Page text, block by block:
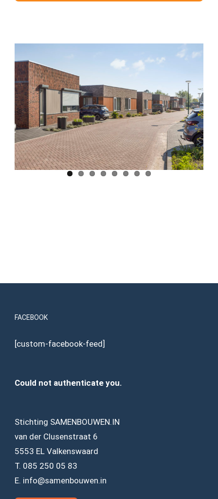
FACEBOOK
[custom-facebook-feed]
Could not authenticate you.
Stichting SAMENBOUWEN.IN
van der Clusenstraat 6
5553 EL Valkenswaard
T. 085 250 05 83
E. info@samenbouwen.in